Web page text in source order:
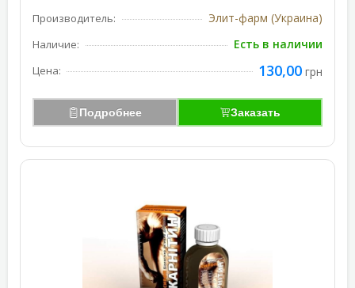
Производитель: Элит-фарм (Украина)
Наличие: Есть в наличии
Цена: 130,00 грн
Подробнее Заказать